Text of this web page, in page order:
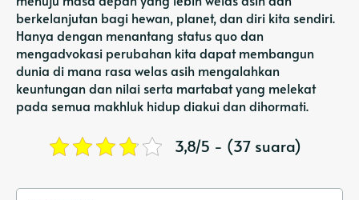
berkelanjutan bagi hewan, planet, dan diri kita sendiri.
Hanya dengan menantang status quo dan
mengadvokasi perubahan kita dapat membangun
dunia di mana rasa welas asih mengalahkan
keuntungan dan nilai serta martabat yang melekat
pada semua makhluk hidup diakui dan dihormati.
3,8/5 - (37 suara)